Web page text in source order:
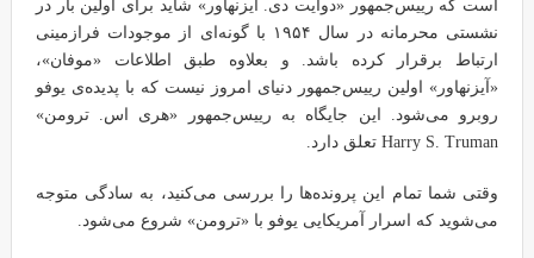
است که رییس‌جمهور «دوایت دی. آیزنهاور» شاید برای اولین بار در
نشستی محرمانه در سال ۱۹۵۴ با گونه‌ای از موجودات فرازمینی
ارتباط برقرار کرده باشد. و بعلاوه طبق اطلاعات «موفان»،
«آیزنهاور» اولین رییس‌جمهور دنیای امروز نیست که با پدیده‌ی یوفو
روبرو می‌شود. این جایگاه به رییس‌جمهور «هری اس. ترومن»
Harry S. Truman تعلق دارد.
وقتی شما تمام این پرونده‌ها را بررسی می‌کنید، به سادگی متوجه
می‌شوید که اسرار آمریکایی یوفو با «ترومن» شروع می‌شود.